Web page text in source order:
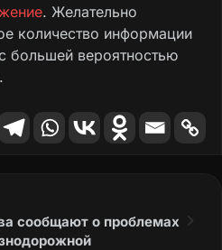
. Желательно
количество информации
большей вероятностью
сообщают о проблемах